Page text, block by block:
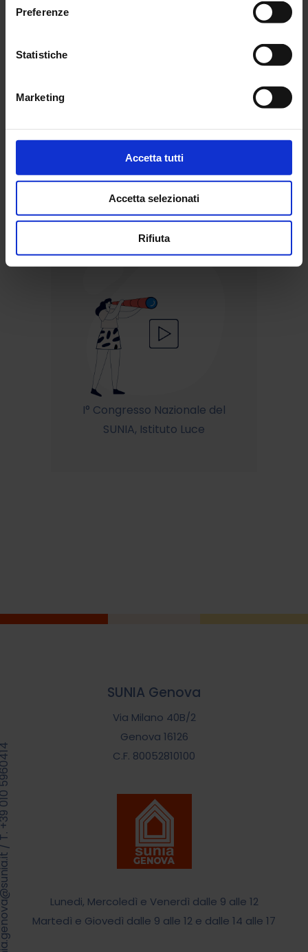
Preferenze
Statistiche
Marketing
Accetta tutti
Accetta selezionati
Rifiuta
8-9 dicembre 1972
I° Congresso Nazionale del
SUNIA, Istituto Luce
SUNIA Genova
Via Milano 40B/2
Genova 16126
C.F. 80052810100
Lunedi, Mercoledì e Venerdì dalle 9 alle 12
Martedì e Giovedì dalle 9 alle 12 e dalle 14 alle 17